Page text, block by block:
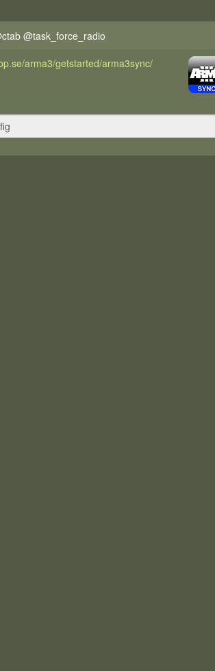
@task_force_radio
arma3/getstarted/arma3sync/